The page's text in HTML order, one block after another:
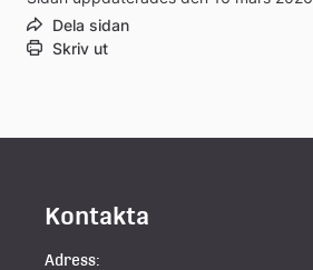
Dela sidan
Skriv ut
Kontakta
Adress: